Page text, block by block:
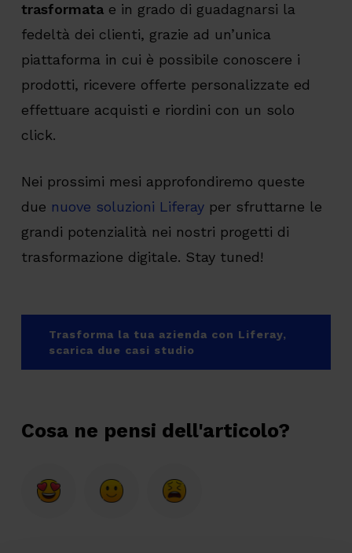
trasformatae in grado di guadagnarsi la
fedeltà dei clienti, grazie ad un’unica
piattaforma in cui è possibile conoscere i
prodotti, ricevere offerte personalizzate ed
effettuare acquisti e riordini con un solo
click.
Nei prossimi mesi approfondiremo queste
due nuove soluzioni Liferayper sfruttarne le
grandi potenzialità nei nostri progetti di
trasformazione digitale. Stay tuned!
Trasforma la tua azienda con Liferay,
scarica due casi studio
Cosa ne pensi dell'articolo?